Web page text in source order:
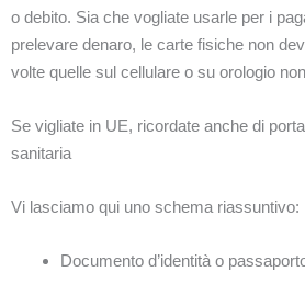
o debito. Sia che vogliate usarle per i
prelevare denaro, le carte fisiche non
volte quelle sul cellulare o su orologio
Se vigliate in UE, ricordate anche di
sanitaria
Vi lasciamo qui uno schema riassuntivo:
Documento d’identità o